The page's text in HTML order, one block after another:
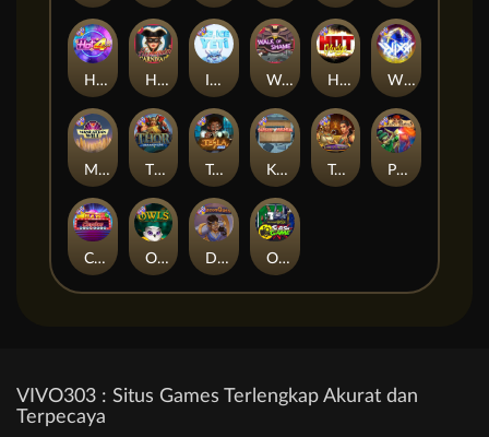
Manhattan Goes Wild
Casino Win Spin
Hot Nudge
Tomb of Nefertiti
Tesla Jolt
Dungeon Quest
WiXX
Outsourced: Slash Game
Hot 4 Cash
Owls
Harlequin Carnival Walk of Shame
Kitchen Drama: Sushi Mania Pixies vs Pirates
Thor: Hammer Time
Ice Ice Yeti
VIVO303 : Situs Games Terlengkap Akurat dan
Terpecaya